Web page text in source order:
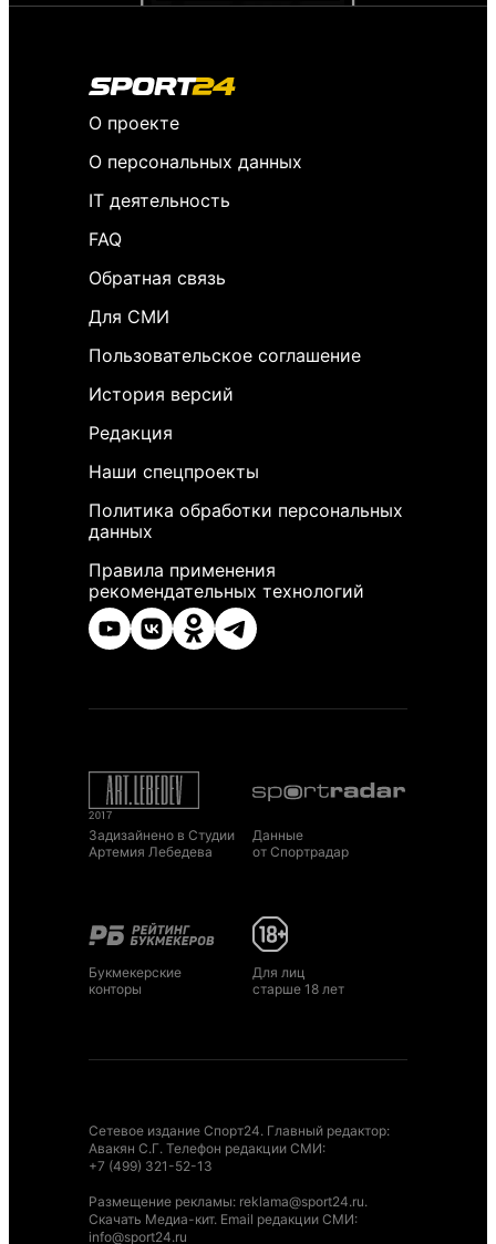
О проекте
О персональных данных
IT деятельность
FAQ
Обратная связь
Для СМИ
Пользовательское соглашение
История версий
Редакция
Наши спецпроекты
Политика обработки персональных
данных
Правила применения
рекомендательных технологий
Задизайнено в Студии
Артемия Лебедева
Данные
от Спортрадар
Букмекерские
конторы
Для лиц
старше 18 лет
Сетевое издание Спорт24. Главный редактор:
Авакян С.Г. Телефон редакции СМИ:
+7 (499) 321-52-13
Размещение рекламы: reklama@sport24.ru.
Скачать Медиа-кит. Email редакции СМИ:
info@sport24.ru